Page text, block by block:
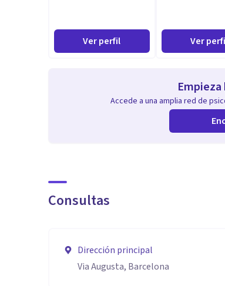
Ver perfil Ver
Accede a una amplia red de
Consultas
Dirección principal
Via Augusta, Barcelona